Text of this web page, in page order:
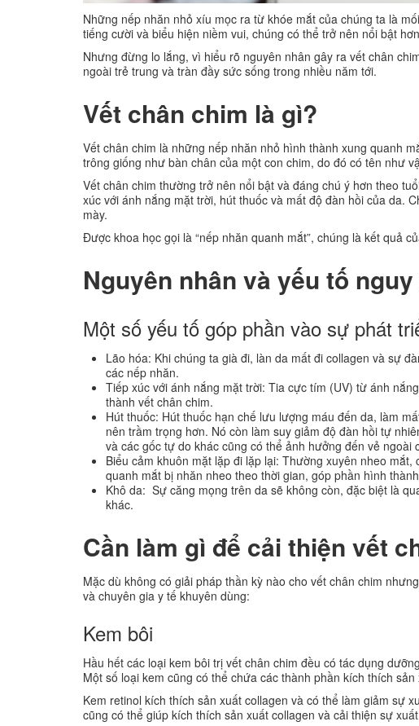
Những nếp nhăn nhỏ xíu mọc ra từ khóe mắt của chúng ta là
tiếng cười và biểu hiện niềm vui, chúng có thể trở nên nổi bật
Nhưng đừng lo lắng, vì hiểu rõ nguyên nhân gây ra vết chân
ngoài trẻ trung và tràn đầy sức sống trong nhiều năm tới.
Vết chân chim là gì?
Vết chân chim là những nếp nhăn nhỏ hình thành xung quanh
trông giống như bàn chân của một con chim, do đó có tên như
Vết chân chim thường trở nên nổi bật và đáng chú ý hơn theo
xúc với ánh nắng mặt trời, hút thuốc và mất độ đàn hồi của da.
mày.
Được khoa học gọi là “nếp nhăn quanh mắt”, chúng là kết quả
Nguyên nhân và yếu tố
Một số yếu tố góp phần vào sự phát
Lão hóa: Khi chúng ta già đi, làn da mất đi collagen và sự
các nếp nhăn.
Tiếp xúc với ánh nắng mặt trời: Tia cực tím (UV) từ ánh
thành vết chân chim.
Hút thuốc: Hút thuốc hạn chế lưu lượng máu đến da, làm
nên trầm trọng hơn. Nó còn làm suy giảm độ đàn hồi tự
và các gốc tự do khác cũng có thể ảnh hưởng đến vẻ ngoài
Biểu cảm khuôn mặt lặp đi lặp lại: Thường xuyên nheo
quanh mắt bị nhăn nheo theo thời gian, góp phần hình
Khô da: Sự căng mọng trên da sẽ không còn, đặc biệt là
khác.
Cần làm gì để cải thiện vết
Mặc dù không có giải pháp thần kỳ nào cho vết chân chim
và chuyên gia y tế khuyên dùng:
Kem bôi
Hầu hết các loại kem bôi trị vết chân chim đều có tác dụng
Một số loại kem cũng có thể chứa các thành phần kích thích
Kem retinol kích thích sản xuất collagen và có thể làm giảm sự
cũng có thể giúp kích thích sản xuất collagen và cải thiện sự